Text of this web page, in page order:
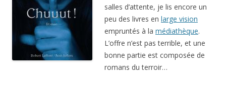
salles d’attente, je lis encore un
peu des livres en large vision
empruntés à la médiathèque.
L’offre n’est pas terrible, et une
bonne partie est composée de
romans du terroir…